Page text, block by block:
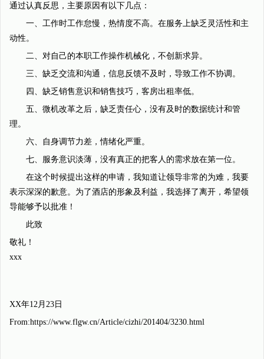
通过认真反思，主要原因有以下几点：
一、工作时工作怠慢，热情度不高。在服务上缺乏灵活性和主
动性。
二、对自己的本职工作操作机械化，不创新求异。
三、缺乏交流和沟通，信息反馈不及时，导致工作不协调。
四、缺乏销售意识和销售技巧，客房出租率低。
五、微机改革之后，缺乏责任心，没有及时的数据统计和管
理。
六、自身调节力差，情绪化严重。
七、服务意识淡薄，没有真正的把客人的需求放在第一位。
在这个时候提出这样的申请，我知道让领导非常的为难，我要
表示深深的歉意。为了酒店的形象及利益，我选择了离开，希望领
导能够予以批准！
此致
敬礼！
xxx
XX年12月23日
From:https://www.flgw.cn/Article/cizhi/201404/3230.html